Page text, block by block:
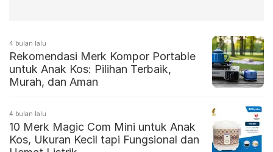
4 bulan lalu
Rekomendasi Merk Kompor Portable
untuk Anak Kos: Pilihan Terbaik,
Murah, dan Aman
4 bulan lalu
10 Merk Magic Com Mini untuk Anak
Kos, Ukuran Kecil tapi Fungsional dan